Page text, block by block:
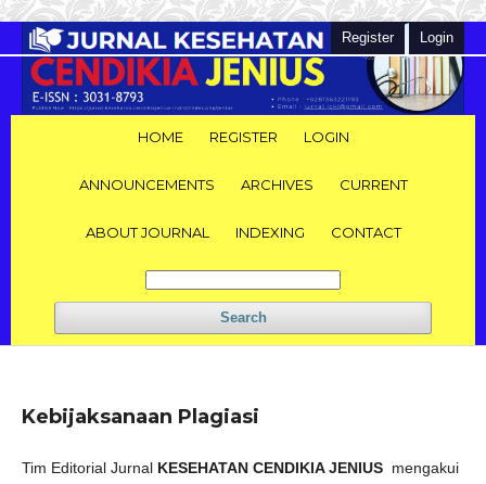
HOME REGISTER LOGIN
ANNOUNCEMENTS ARCHIVES CURRENT
ABOUT JOURNAL INDEXING CONTACT
Search
Register Login
Kebijaksanaan Plagiasi
Tim Editorial Jurnal KESEHATAN CENDIKIA JENIUS mengakui